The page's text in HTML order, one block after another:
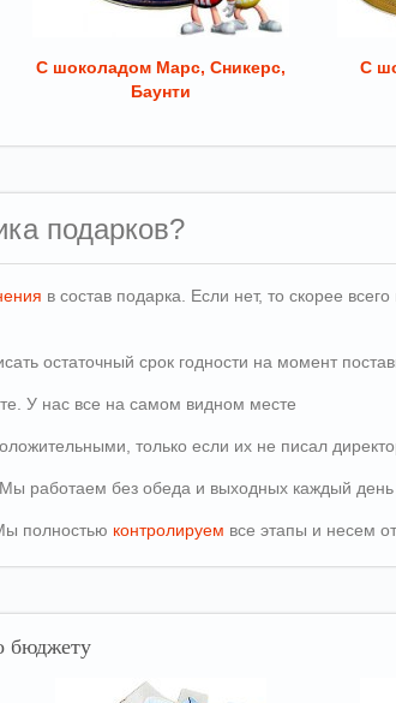
С шоколадом Марс, Сникерс,
Баунти
С
подарков?
в состав подарка. Если нет, то скорее
остаточный срок годности на момент
У нас все на самом видном месте
только если их не писал
. Мы работаем без обеда и выходных каждый день
полностью контролируем все этапы и несем
бюджету